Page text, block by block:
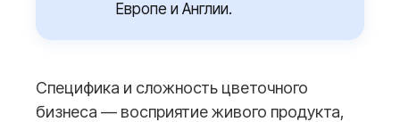
Европе и Англии.
Специфика и сложность цветочного
бизнеса — восприятие живого продукта,